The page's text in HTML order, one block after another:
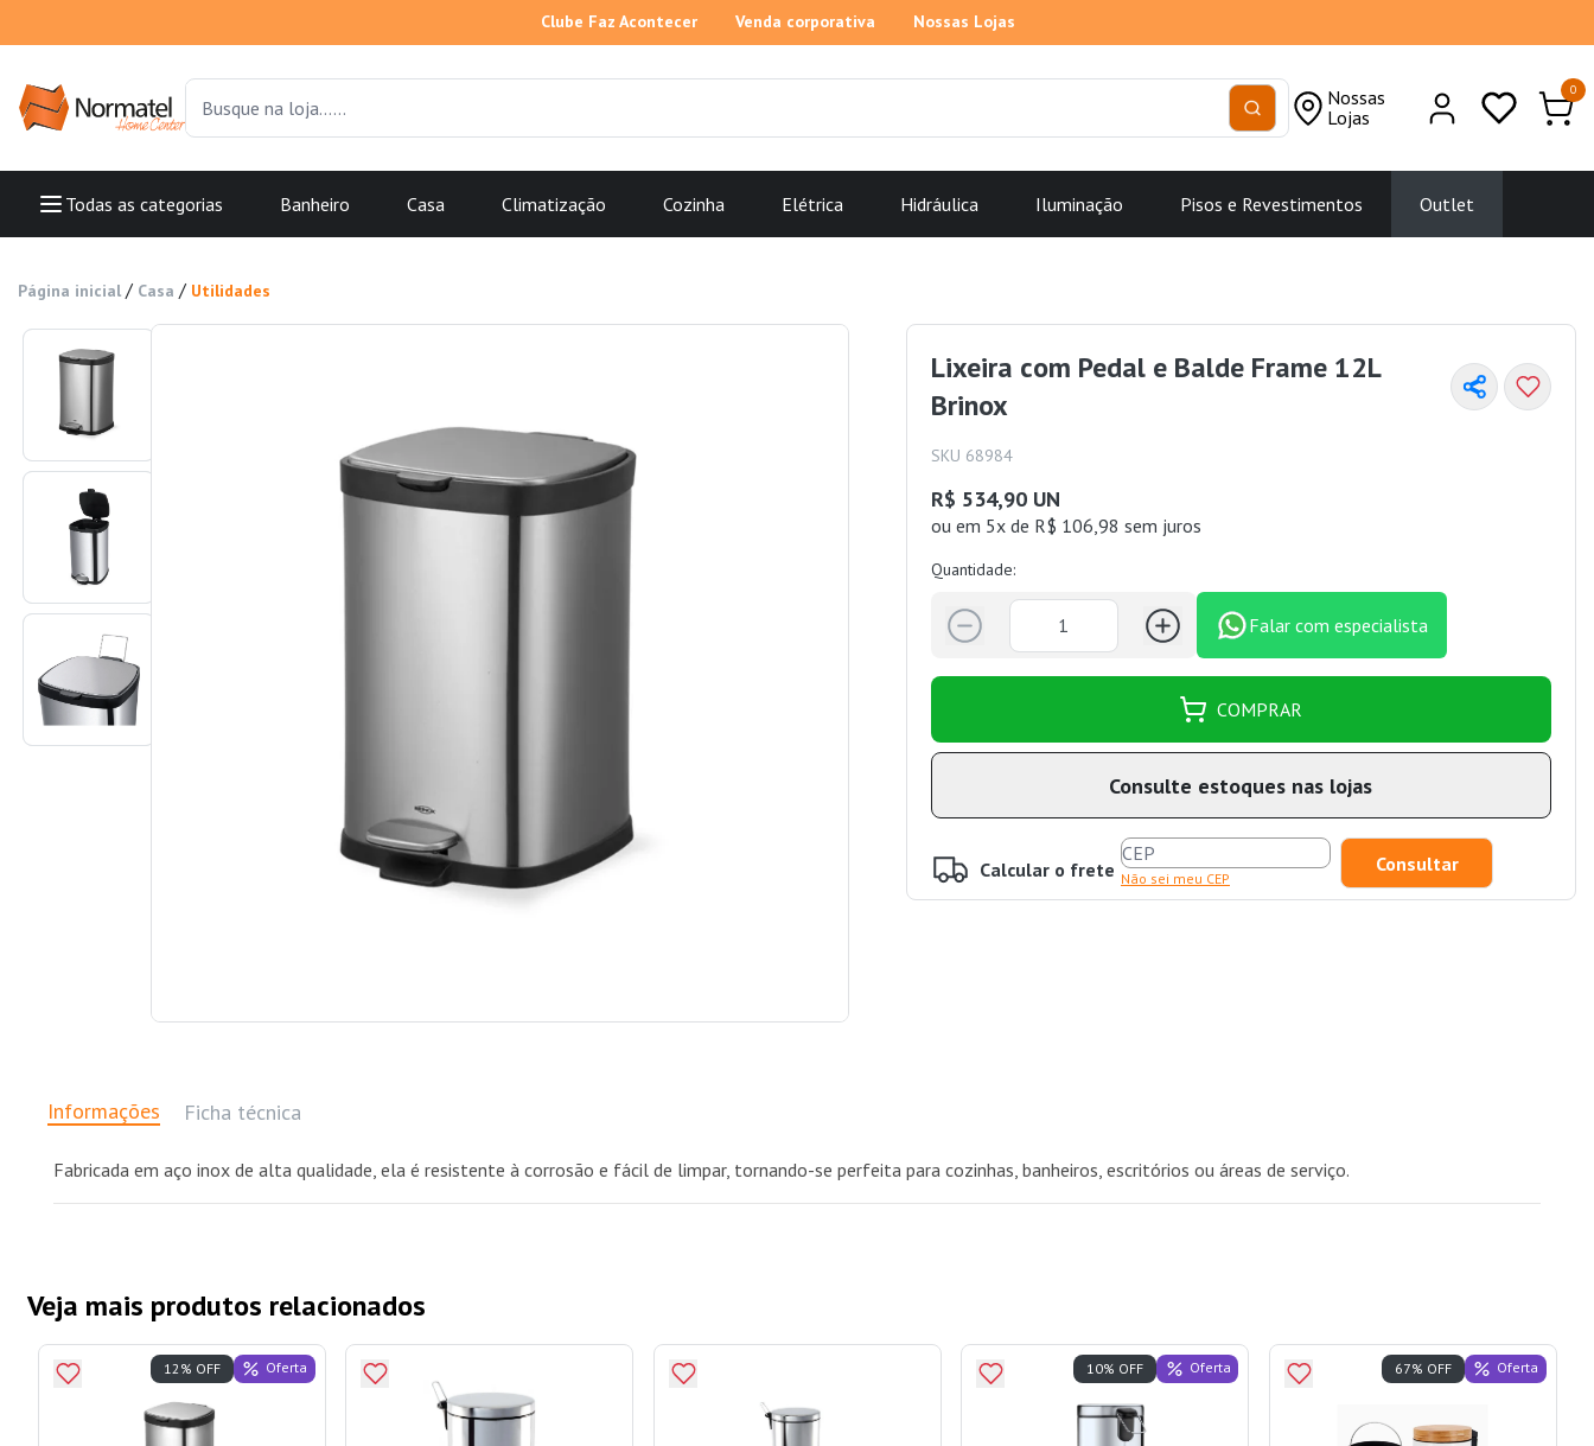
Clube Faz Acontecer Venda corporativa Nossas Lojas
Nossas
Lojas
0
Todas as categorias Banheiro Casa Climatização Cozinha Elétrica Hidráulica Iluminação Pisos e Revestimentos Outlet
Página inicial / Casa / Utilidades
Lixeira com Pedal e Balde Frame 12L
Brinox
SKU 68984
R$ 534,90 UN
ou em 5x de R$ 106,98 sem juros
Quantidade:
Falar com especialista
COMPRAR
Consulte estoques nas lojas
Calcular o frete Não sei meu CEP
Informações Ficha técnica
Fabricada em aço inox de alta qualidade, ela é resistente à corrosão e fácil de limpar, tornando-se perfeita para cozinhas, banheiros, escritórios ou áreas de serviço.
Veja mais produtos relacionados
12% OFF Oferta 10% OFF Oferta 67% OFF Oferta